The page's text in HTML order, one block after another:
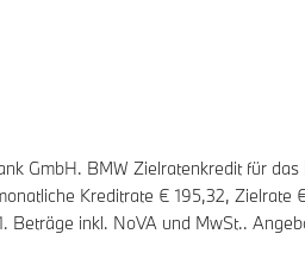
GmbH. BMW Zielratenkredit für
Kreditrate € 195,32, Zielrate
. Beträge inkl. NoVA und MwSt..